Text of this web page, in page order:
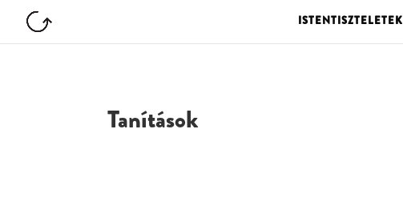
ISTENTISZTELETEK
Tanítások